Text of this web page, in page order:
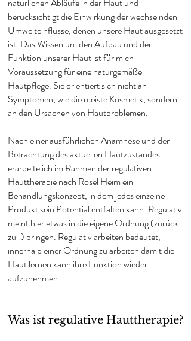
berücksichtigt die Einwirkung der wechselnden
Umwelteinflüsse, denen unsere Haut ausgesetzt
ist. Das Wissen um den Aufbau und der
Funktion unserer Haut ist für mich
Voraussetzung für eine naturgemäße
Hautpflege. Sie orientiert sich nicht an
Symptomen, wie die meiste Kosmetik, sondern
an den Ursachen von Hautproblemen.
Nach einer ausführlichen Anamnese und der
Betrachtung des aktuellen Hautzustandes
erarbeite ich im Rahmen der regulativen
Hauttherapie nach Rosel Heim ein
Behandlungskonzept, in dem jedes einzelne
Produkt sein Potential entfalten kann. Regulativ
meint hier etwas in die eigene Ordnung (zurück
zu-) bringen. Regulativ arbeiten bedeutet,
innerhalb einer Ordnung zu arbeitendamit die
Haut lernen kann ihre Funktion wieder
aufzunehmen.
Was ist regulative Hauttherapie?